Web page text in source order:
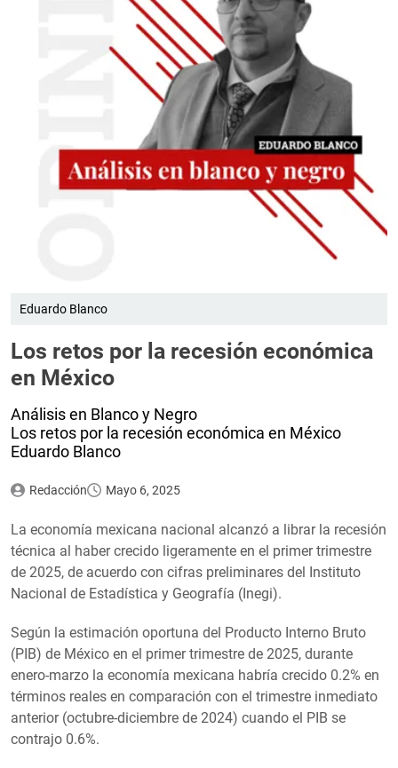
Eduardo Blanco
Los retos por la recesión económica
en México
Análisis en Blanco y Negro
Los retos por la recesión económica en México
Eduardo Blanco
Redacción Mayo 6, 2025
La economía mexicana nacional alcanzó a librar la recesión
técnica al haber crecido ligeramente en el primer trimestre
de 2025, de acuerdo con cifras preliminares del Instituto
Nacional de Estadística y Geografía (Inegi).
Según la estimación oportuna del Producto Interno Bruto
(PIB) de México en el primer trimestre de 2025, durante
enero-marzo la economía mexicana habría crecido 0.2% en
términos reales en comparación con el trimestre inmediato
anterior (octubre-diciembre de 2024) cuando el PIB se
contrajo 0.6%.